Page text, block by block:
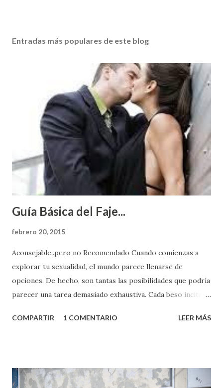
Entradas más populares de este blog
Guía Básica del Faje...
febrero 20, 2015
Aconsejable..pero no Recomendado Cuando comienzas a
explorar tu sexualidad, el mundo parece llenarse de
opciones. De hecho, son tantas las posibilidades que podría
parecer una tarea demasiado exhaustiva. Cada beso incita
partes de ti que jamás hubieras imaginado. El problema es
conoces ni la mitad de lo que deberías saber. Pero incluso
COMPARTIR 1 COMENTARIO LEER MÁS